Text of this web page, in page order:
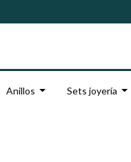
Anillos Sets joyería